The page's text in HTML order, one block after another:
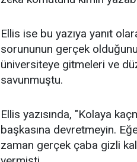
Ellis ise bu yazıya yanıt
sorununun gerçek
üniversiteye gitmeleri ve
savunmuştu.
Ellis yazısında, "Kolaya
başkasına devretmeyin.
zaman gerçek çaba gizli